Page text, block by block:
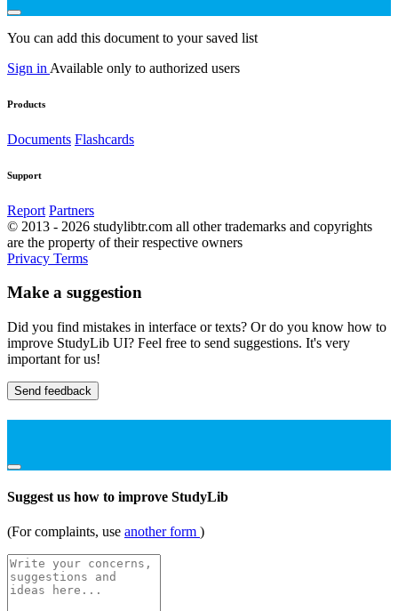
You can add this document to your saved list
Sign in Available only to authorized users
Products
Documents Flashcards
Support
Report Partners
© 2013 - 2026 studylibtr.com all other trademarks and copyrights
are the property of their respective owners
Privacy Terms
Make a suggestion
Did you find mistakes in interface or texts? Or do you know how to
improve StudyLib UI? Feel free to send suggestions. It's very
important for us!
Send feedback
Suggest us how to improve StudyLib
(For complaints, use another form )